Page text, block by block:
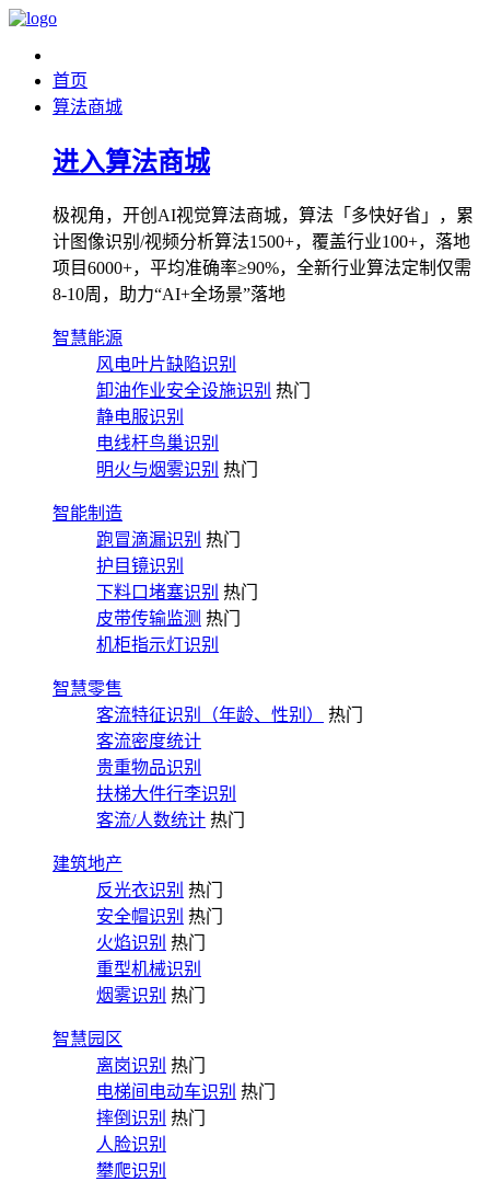
首页
算法商城
进入算法商城
极视角，开创AI视觉算法商城，算法「多快好省」，累
计图像识别/视频分析算法1500+，覆盖行业100+，落地
项目6000+，平均准确率≥90%，全新行业算法定制仅需
8-10周，助力“AI+全场景”落地
智慧能源
风电叶片缺陷识别
卸油作业安全设施识别 热门
静电服识别
电线杆鸟巢识别
明火与烟雾识别 热门
智能制造
跑冒滴漏识别 热门
护目镜识别
下料口堵塞识别 热门
皮带传输监测 热门
机柜指示灯识别
智慧零售
客流特征识别（年龄、性别）
热门
客流密度统计
贵重物品识别
扶梯大件行李识别
客流/人数统计 热门
建筑地产
反光衣识别 热门
安全帽识别 热门
火焰识别 热门
重型机械识别
烟雾识别 热门
智慧园区
离岗识别 热门
电梯间电动车识别 热门
摔倒识别 热门
人脸识别
攀爬识别